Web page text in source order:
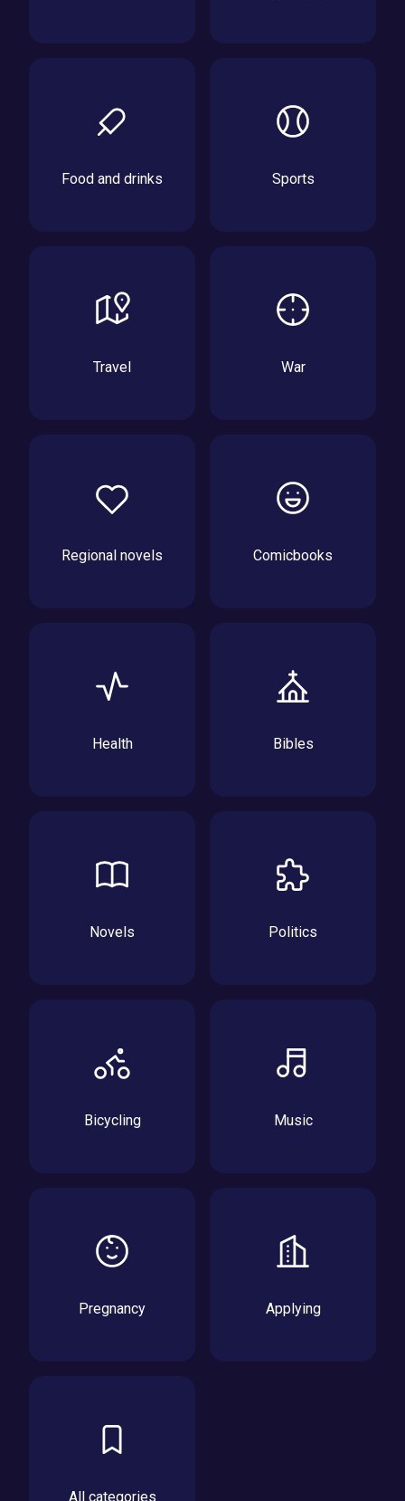
Food and drinks Sports
Travel War
Regional novels Comicbooks
Health Bibles
Novels Politics
Bicycling Music
Pregnancy Applying
All categories